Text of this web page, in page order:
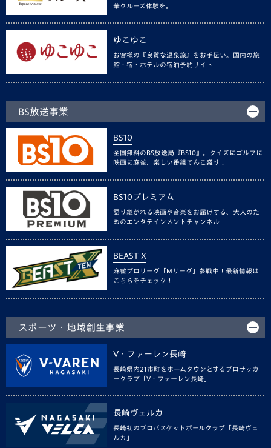
華クルーズ体験を。
ゆこゆこ
お客様の『良質な温泉旅』をお手伝い。国内の旅
館・宿・ホテルの宿泊予約サイト
BS放送事業
BS10
全国無料のBS放送局『BS10』。クイズにゴルフに
映画に麻雀、楽しい番組てんこ盛り！
BS10プレミアム
語り継がれる映画や音楽をお届けする、大人のた
めのエンタテインメントチャンネル
BEAST X
麻雀プロリーグ「Mリーグ」参戦中！最新情報は
こちらをチェック！
スポーツ・地域創生事業
V・ファーレン長崎
長崎県内21市町をホームタウンとするプロサッカ
ークラブ「V・ファーレン長崎」
長崎ヴェルカ
長崎初のプロバスケットボールクラブ「長崎ヴェ
ルカ」